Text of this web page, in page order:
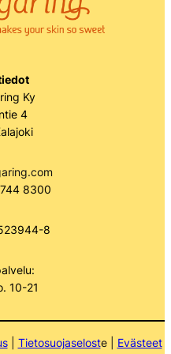
Ky
4
8300
8
10-21
| Tietosuojaseloste | Evästeet